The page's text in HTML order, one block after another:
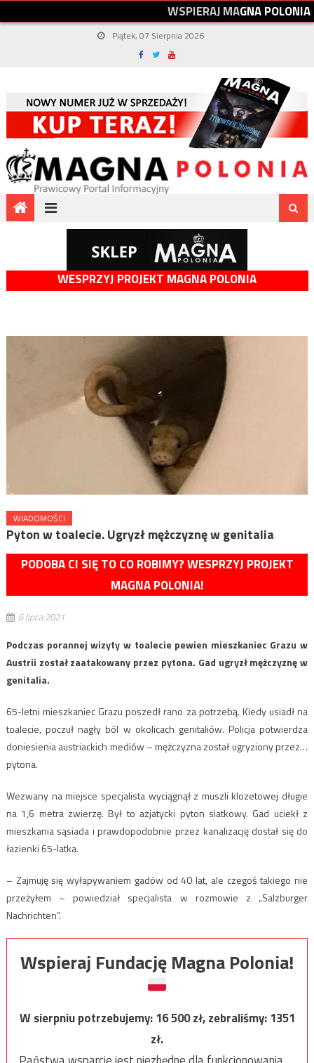
WSPIERAJMAGNAPOLONIA
Piątek, 07 Sierpnia 2026
WESPRZYJ PROJEKT MAGNA POLONIA
WIADOMOŚCI
Pyton w toalecie. Ugryzł mężczyznę w genitalia
PODOBA CI SIĘ TO CO ROBIMY? WESPRZYJ PROJEKT
MAGNA POLONIA!
6 lipca 2021
Podczas porannej wizyty w toalecie pewien mieszkaniec Grazu w
Austrii został zaatakowany przez pytona. Gad ugryzł mężczyznę w
genitalia.
65-letni mieszkaniec Grazu poszedł rano za potrzebą. Kiedy usiadł na
toalecie, poczuł nagły ból w okolicach genitaliów. Policja potwierdza
doniesienia austriackich mediów – mężczyzna został ugryziony przez…
pytona.
Wezwany na miejsce specjalista wyciągnął z muszli klozetowej długie
na 1,6 metra zwierzę. Był to azjatycki pyton siatkowy. Gad uciekł z
mieszkania sąsiada i prawdopodobnie przez kanalizację dostał się do
łazienki 65-latka.
– Zajmuję się wyłapywaniem gadów od 40 lat, ale czegoś takiego nie
przeżyłem – powiedział specjalista w rozmowie z „Salzburger
Nachrichten“.
Wspieraj Fundację Magna Polonia!
W sierpniu potrzebujemy:16 500zł, zebraliśmy:1351
zł.